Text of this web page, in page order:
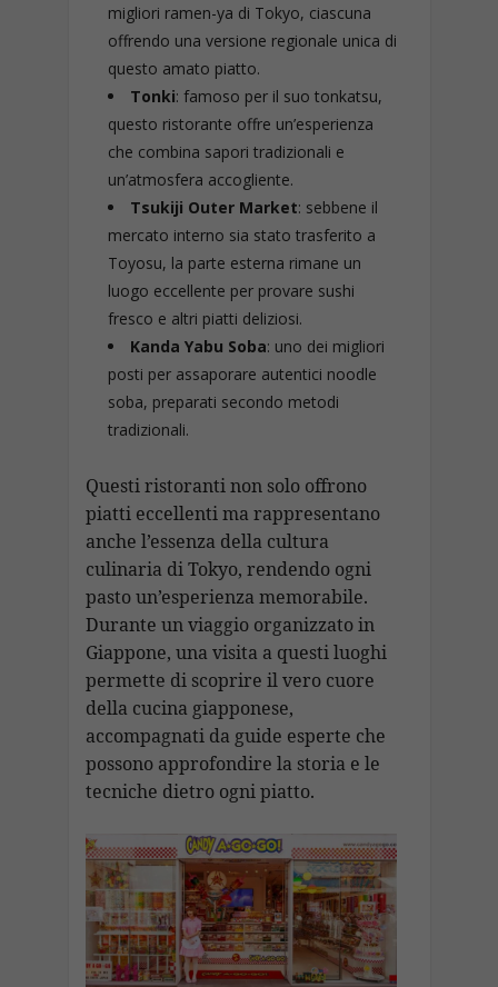
migliori ramen-ya di Tokyo, ciascuna
offrendo una versione regionale unica di
questo amato piatto.
Tonki: famoso per il suo tonkatsu,
questo ristorante offre un’esperienza
che combina sapori tradizionali e
un’atmosfera accogliente.
Tsukiji Outer Market: sebbene il
mercato interno sia stato trasferito a
Toyosu, la parte esterna rimane un
luogo eccellente per provare sushi
fresco e altri piatti deliziosi.
Kanda Yabu Soba: uno dei migliori
posti per assaporare autentici noodle
soba, preparati secondo metodi
tradizionali.
Questi ristoranti non solo offrono
piatti eccellenti ma rappresentano
anche l’essenza della cultura
culinaria di Tokyo, rendendo ogni
pasto un’esperienza memorabile.
Durante un viaggio organizzato in
Giappone, una visita a questi luoghi
permette di scoprire il vero cuore
della cucina giapponese,
accompagnati da guide esperte che
possono approfondire la storia e le
tecniche dietro ogni piatto.